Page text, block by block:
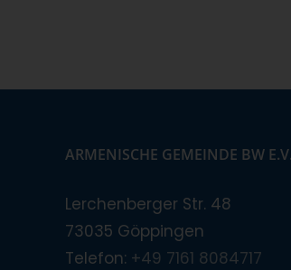
ARMENISCHE GEMEINDE BW E.V.
Lerchenberger Str. 48
73035 Göppingen
Telefon: +49 7161 8084717